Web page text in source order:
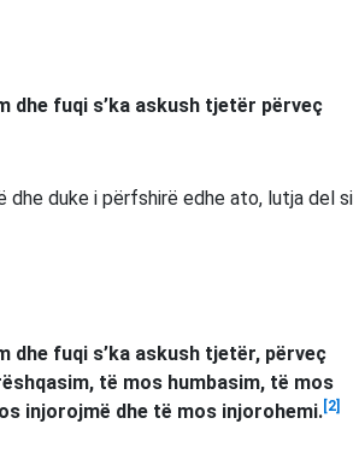
dhe fuqi s’ka askush tjetër përveç
dhe duke i përfshirë edhe ato, lutja del si
dhe fuqi s’ka askush tjetër, përveç
të mos humbasim, të mos
injorojmë dhe të mos injorohemi.[2]